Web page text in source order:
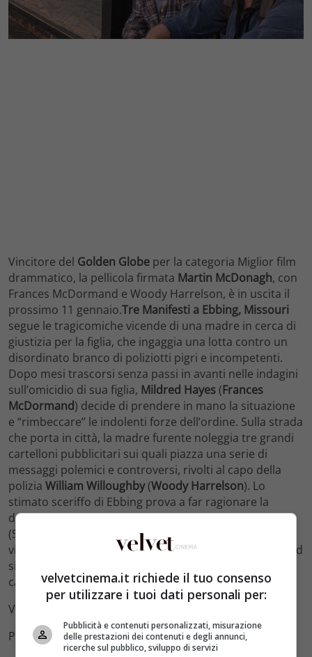
Vincitore del Golden Globe per la categoria Miglior film
drammatico, la pellicola firmata Martin McDonagh, con
Frances McDormand e Woody Harrelson, è in uscita il
prossimo 11 gennaio.Tre Manifesti a Ebbing, Missouri
segue le tragicomiche vicende di una madre in cerca di
giustizia per la figlia, che ingaggia una lotta contro un
disordinato branco di poliziotti pigri e incompetenti.
Dopo mesi trascorsi senza passi in avanti nelle indagini
sull’omicidio di sua figlia, Mildred Hayes(Frances
McDormand) decide di prendere in mano la situazione
e “rimbeccare” le indolenti forze dell’ordine. Sulla strada
che porta in città, la madre furente noleggia tre grandi
cartelloni pubblicitari sui quali piazza una serie di
messaggi polemici e controversi, rivolti al capo della
polizia William Willoughby(Woody Harrelson). Lo
stimato sceriffo di Ebbing prova a far ragionare la
donna, ma quando viene coinvolto anche il vice Dixon
(Sam Rockwell), uomo immaturo dal temperamento
violento e aggressivo, la campagna personale di Mildred
si trasforma in una battaglia senza esclusione di colpi,
calci, schiaffi, morsi, insulti e frasi scurrili.
Video credits Youtube
Photo credits Facebook
velvetcinema.it richiede il tuo consenso
per utilizzare i tuoi dati personali per:
Pubblicità e contenuti personalizzati, misurazione
delle prestazioni dei contenuti e degli annunci,
ricerche sul pubblico, sviluppo di servizi